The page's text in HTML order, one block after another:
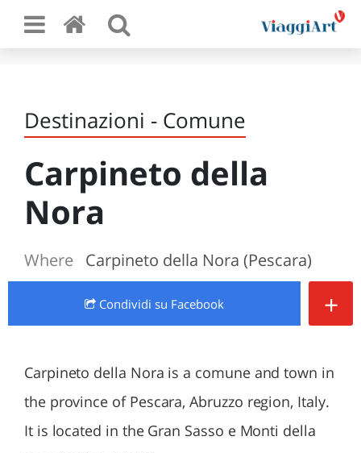
Destinazioni - Comune
Carpineto della
Nora
Where Carpineto della Nora (Pescara)
Condividi su Facebook +
Carpineto della Nora is a comune and town in
the province of Pescara, Abruzzo region, Italy.
It is located in the Gran Sasso e Monti della